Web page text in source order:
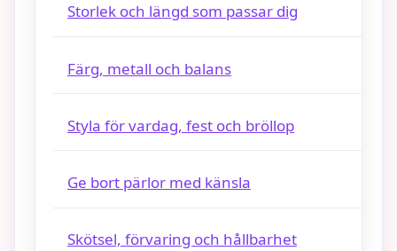
Storlek och längd som passar dig
Färg, metall och balans
Styla för vardag, fest och bröllop
Ge bort pärlor med känsla
Skötsel, förvaring och hållbarhet